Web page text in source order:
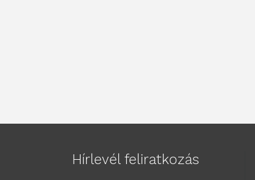
Hírlevél feliratkozás